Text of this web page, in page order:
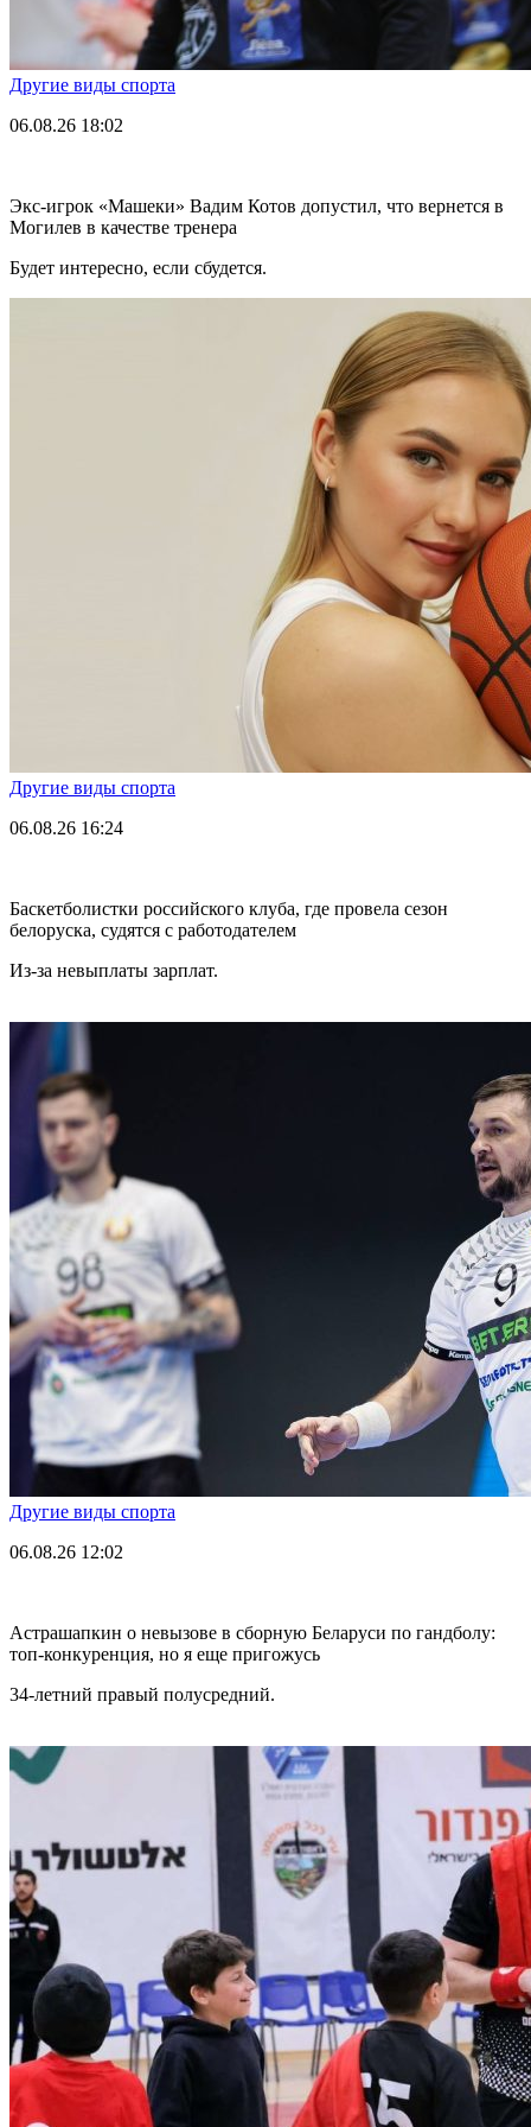
Другие виды спорта
06.08.26 18:02
Экс-игрок «Машеки» Вадим Котов допустил, что вернется в
Могилев в качестве тренера
Будет интересно, если сбудется.
Другие виды спорта
06.08.26 16:24
Баскетболистки российского клуба, где провела сезон
белоруска, судятся с работодателем
Из-за невыплаты зарплат.
Другие виды спорта
06.08.26 12:02
Астрашапкин о невызове в сборную Беларуси по гандболу:
топ-конкуренция, но я еще пригожусь
34-летний правый полусредний.